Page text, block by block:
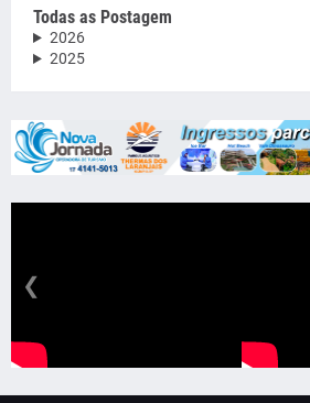
Todas as Postagem
2026
2025
❮